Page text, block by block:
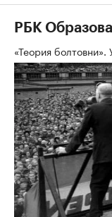
РБК
«Теория